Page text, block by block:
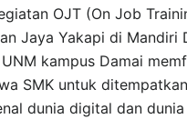
OJT (On Job
Jaya Yakapi di Mandiri
kampus Damai
SMK untuk
dunia digital dan dunia